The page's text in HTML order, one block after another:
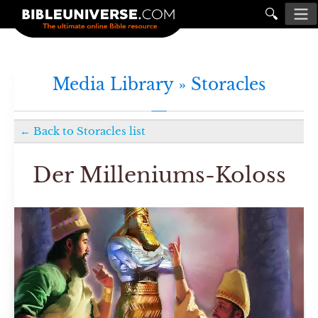
🔍
Media Library » Storacles
← Back to Storacles list
Der Milleniums-Koloss